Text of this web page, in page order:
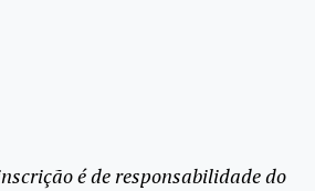
é de responsabilidade do